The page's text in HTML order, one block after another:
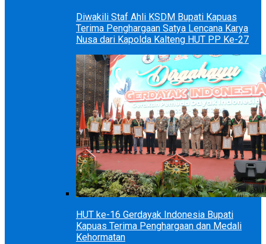
Diwakili Staf Ahli KSDM Bupati Kapuas
Terima Penghargaan Satya Lencana Karya
Nusa dari Kapolda Kalteng HUT PP Ke-27
HUT ke-16 Gerdayak Indonesia Bupati
Kapuas Terima Penghargaan dan Medali
Kehormatan